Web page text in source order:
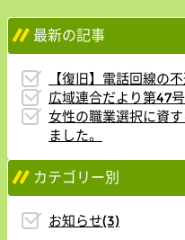
最新の記事
【復旧】電話回線の
広域連合だより第47
女性の職業選択に資
ました。
カテゴリー別
お知らせ(3)